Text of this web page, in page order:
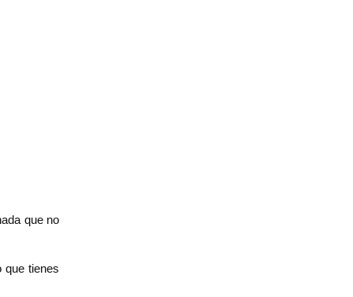
que no
que tienes